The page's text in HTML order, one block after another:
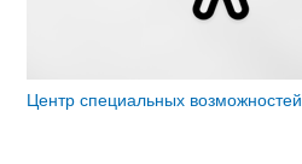
Центр специальных возможностей